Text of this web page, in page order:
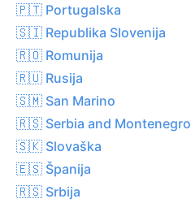
🇵🇹 Portugalska
🇸🇮 Republika Slovenija
🇷🇴 Romunija
🇷🇺 Rusija
🇸🇲 San Marino
🇷🇸 Serbia and Montenegro
🇸🇰 Slovaška
🇪🇸 Španija
🇷🇸 Srbija